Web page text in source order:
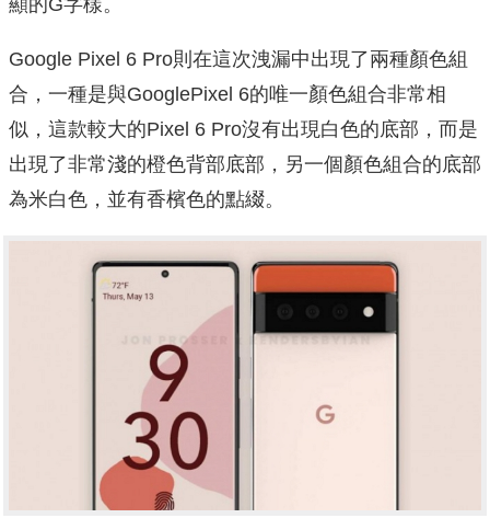
顯的G字樣。
Google Pixel 6 Pro則在這次洩漏中出現了兩種顏色組
合，一種是與GooglePixel 6的唯一顏色組合非常相
似，這款較大的Pixel 6 Pro沒有出現白色的底部，而是
出現了非常淺的橙色背部底部，另一個顏色組合的底部
為米白色，並有香檳色的點綴。